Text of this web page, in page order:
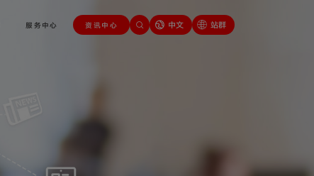
服务中心 资讯中心 中文 站群